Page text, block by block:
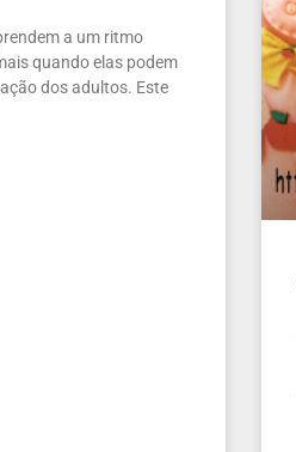
a um ritmo
quando elas podem
dos adultos. Este